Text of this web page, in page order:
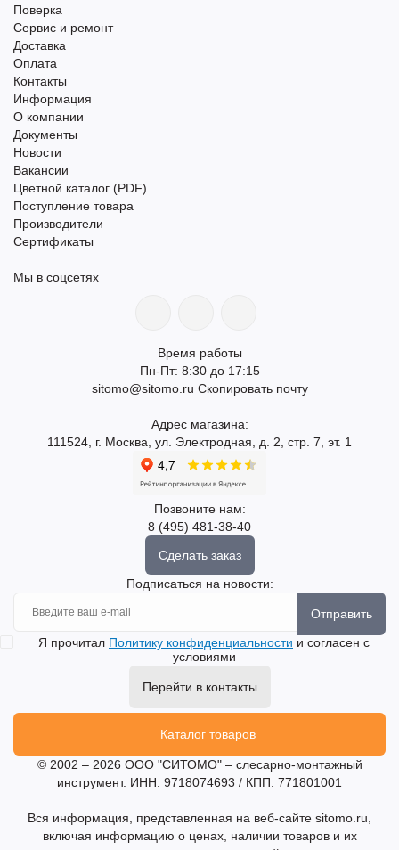
Поверка
Сервис и ремонт
Доставка
Оплата
Контакты
Информация
О компании
Документы
Новости
Вакансии
Цветной каталог (PDF)
Поступление товара
Производители
Сертификаты
Мы в соцсетях
Время работы
Пн-Пт: 8:30 до 17:15
sitomo@sitomo.ru Скопировать почту
Адрес магазина:
111524, г. Москва, ул. Электродная, д. 2, стр. 7, эт. 1
Позвоните нам:
8 (495) 481-38-40
Сделать заказ
Подписаться на новости:
Отправить
Я прочитал Политику конфиденциальности и согласен с
условиями
Перейти в контакты
Каталог товаров
© 2002 – 2026 ООО "СИТОМО" – слесарно-монтажный
инструмент. ИНН: 9718074693 / КПП: 771801001
Вся информация, представленная на веб-сайте sitomo.ru,
включая информацию о ценах, наличии товаров и их